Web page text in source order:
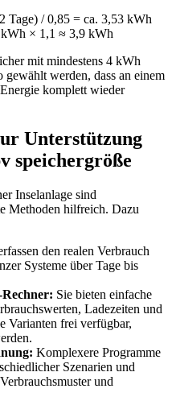
Tage) / 0,85 = ca. 3,53 kWh
× 1,1 ≈ 3,9 kWh
mit mindestens 4 kWh
werden, dass an einem
komplett wieder
Unterstützung
speichergröße
Inselanlage sind
Methoden hilfreich. Dazu
den realen Verbrauch
Systeme über Tage bis
Sie bieten einfache
Ladezeiten und
Varianten frei verfügbar,
Komplexere Programme
Szenarien und
und